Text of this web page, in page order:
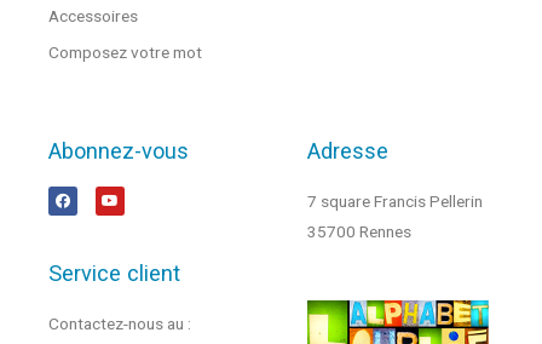
Accessoires
Composez votre mot
Abonnez-vous
Service client
Contactez-nous au :
Adresse
7 square Francis Pellerin
35700 Rennes